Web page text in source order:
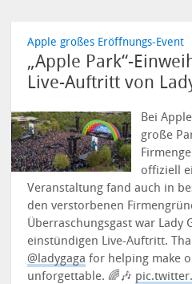
Apple großes Eröffnungs-Event
„Apple Park“-
Live-Auftritt von
Bei
große
offiziell
Veranstaltung fand auch in
den verstorbenen
Überraschungsgast war Lady
einstündigen Live-Auftritt.
@ladygaga for helping make
unforgettable. 🌈🎶